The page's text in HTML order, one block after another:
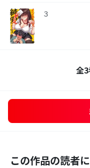
３
全
この作品の読者